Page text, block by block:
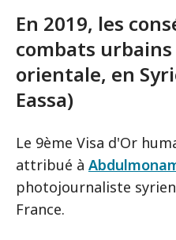
En 2019, les
combats
orientale, en
Eassa)
Le 9ème Visa d'Or
attribué à
photojournaliste
France.